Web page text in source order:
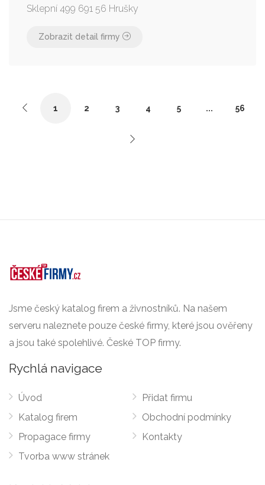
Sklepní 499 691 56 Hrušky
Zobrazit detail firmy
1 2 3 4 5 ... 56
Jsme český katalog firem a živnostníků. Na našem
serveru naleznete pouze české firmy, které jsou ověřeny
a jsou také spolehlivé. České TOP firmy.
Rychlá navigace
Úvod
Katalog firem
Propagace firmy
Tvorba www stránek
Přidat firmu
Obchodní podmínky
Kontakty